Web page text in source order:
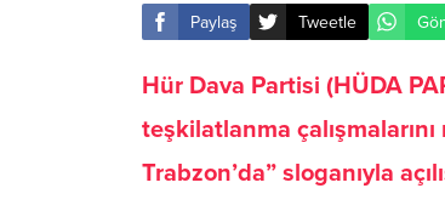
Paylaş Tweetle
Hür Dava Partisi (HÜDA
teşkilatlanma
Trabzon’da” sloganıyla